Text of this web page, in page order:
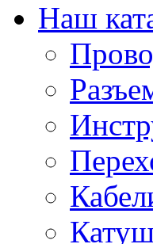
Наш